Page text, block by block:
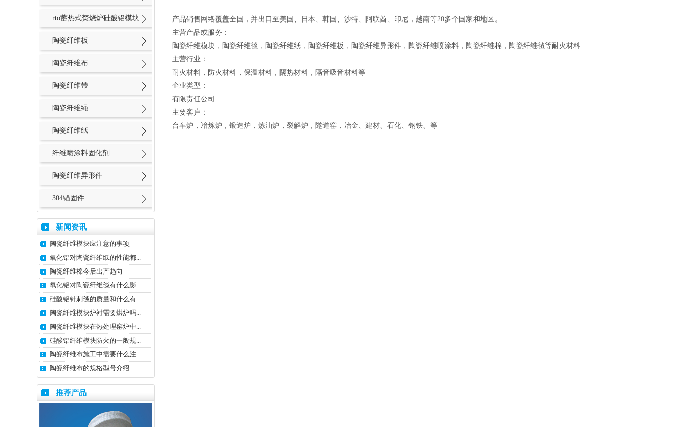
rto蓄热式焚烧炉硅酸铝模块
陶瓷纤维板
陶瓷纤维布
陶瓷纤维带
陶瓷纤维绳
陶瓷纤维纸
纤维喷涂料固化剂
陶瓷纤维异形件
304锚固件
新闻资讯
陶瓷纤维模块应注意的事项
氧化铝对陶瓷纤维纸的性能都...
陶瓷纤维棉今后出产趋向
氧化铝对陶瓷纤维毯有什么影...
硅酸铝针刺毯的质量和什么有...
陶瓷纤维模块炉衬需要烘炉吗...
陶瓷纤维模块在热处理窑炉中...
硅酸铝纤维模块防火的一般规...
陶瓷纤维布施工中需要什么注...
陶瓷纤维布的规格型号介绍
推荐产品
产品销售网络覆盖全国，并出口至美国、日本、韩国、沙特、阿联酋、印尼，越南等20多个国家和地区。
主营产品或服务：
陶瓷纤维模块，陶瓷纤维毯，陶瓷纤维纸，陶瓷纤维板，陶瓷纤维异形件，陶瓷纤维喷涂料，陶瓷纤维棉，陶瓷纤维毡等耐火材料
主营行业：
耐火材料，防火材料，保温材料，隔热材料，隔音吸音材料等
企业类型：
有限责任公司
主要客户：
台车炉，冶炼炉，锻造炉，炼油炉，裂解炉，隧道窑，冶金、建材、石化、钢铁、等